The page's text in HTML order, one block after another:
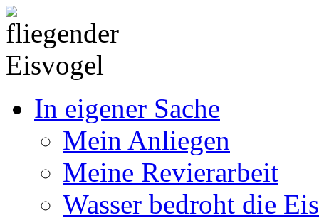
In eigener Sache
Mein Anliegen
Meine Revierarbeit
Wasser bedroht die